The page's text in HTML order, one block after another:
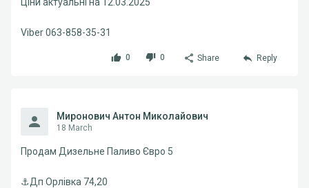
Viber 063-858-35-31
0 0 Share Reply
Миронович Антон Миколайович
18 March
Продам Дизельне Паливо Євро 5
⚓️Дп Орлівка 74,20